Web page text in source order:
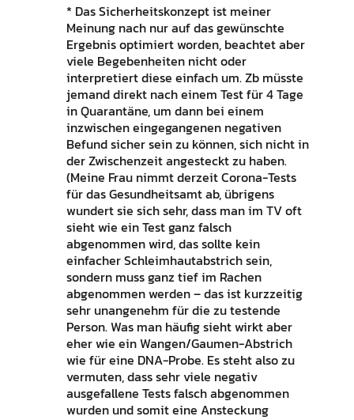
* Das Sicherheitskonzept ist meiner
Meinung nach nur auf das gewünschte
Ergebnis optimiert worden, beachtet aber
viele Begebenheiten nicht oder
interpretiert diese einfach um. Zb müsste
jemand direkt nach einem Test für 4 Tage
in Quarantäne, um dann bei einem
inzwischen eingegangenen negativen
Befund sicher sein zu können, sich nicht in
der Zwischenzeit angesteckt zu haben.
(Meine Frau nimmt derzeit Corona-Tests
für das Gesundheitsamt ab, übrigens
wundert sie sich sehr, dass man im TV oft
sieht wie ein Test ganz falsch
abgenommen wird, das sollte kein
einfacher Schleimhautabstrich sein,
sondern muss ganz tief im Rachen
abgenommen werden – das ist kurzzeitig
sehr unangenehm für die zu testende
Person. Was man häufig sieht wirkt aber
eher wie ein Wangen/Gaumen-Abstrich
wie für eine DNA-Probe. Es steht also zu
vermuten, dass sehr viele negativ
ausgefallene Tests falsch abgenommen
wurden und somit eine Ansteckung